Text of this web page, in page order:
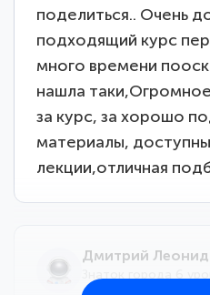
поделиться.. Очень
подходящий курс
много времени
нашла
за курс, за хорошо
материалы,
лекции,отличная
Дмитрий